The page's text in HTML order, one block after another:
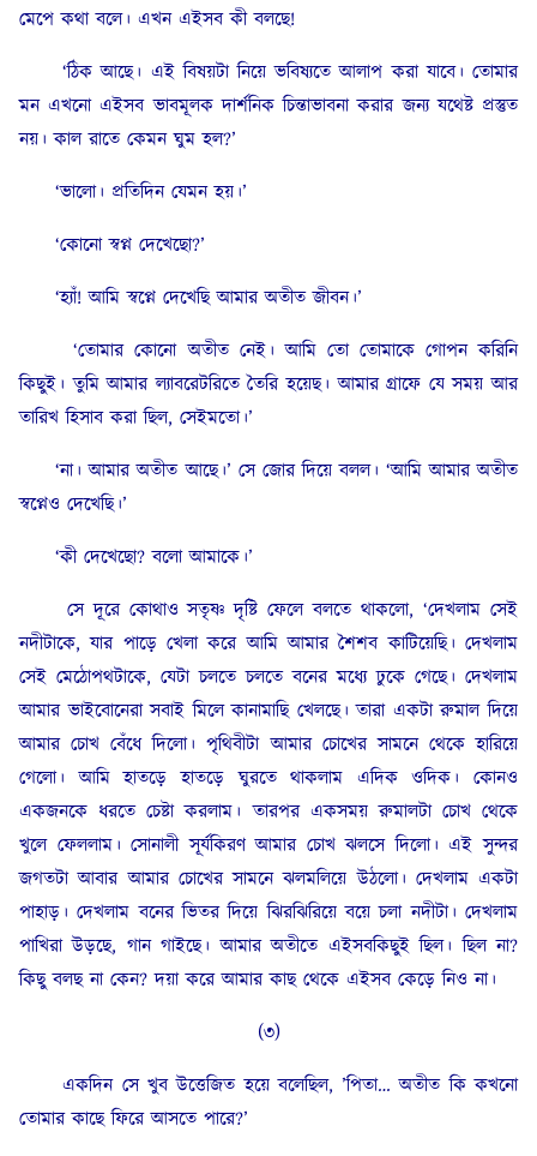
মেপে কথা বলে। এখন এইসব কী বলছে!
‘ঠিক আছে। এই বিষয়টা নিয়ে ভবিষ্যতে আলাপ করা যাবে। তোমার
মন এখনো এইসব ভাবমূলক দার্শনিক চিন্তাভাবনা করার জন্য যথেষ্ট প্রস্তুত
নয়। কাল রাতে কেমন ঘুম হল?’
‘ভালো। প্রতিদিন যেমন হয়।’
‘কোনো স্বপ্ন দেখেছো?’
‘হ্যাঁ! আমি স্বপ্নে দেখেছি আমার অতীত জীবন।’
‘তোমার কোনো অতীত নেই। আমি তো তোমাকে গোপন করিনি
কিছুই। তুমি আমার ল্যাবরেটরিতে তৈরি হয়েছ। আমার গ্রাফে যে সময় আর
তারিখ হিসাব করা ছিল, সেইমতো।’
‘না। আমার অতীত আছে।’ সে জোর দিয়ে বলল। ‘আমি আমার অতীত
স্বপ্নেও দেখেছি।’
‘কী দেখেছো? বলো আমাকে।’
সে দূরে কোথাও সতৃষ্ণ দৃষ্টি ফেলে বলতে থাকলো, ‘দেখলাম সেই
নদীটাকে, যার পাড়ে খেলা করে আমি আমার শৈশব কাটিয়েছি। দেখলাম
সেই মেঠোপথটাকে, যেটা চলতে চলতে বনের মধ্যে ঢুকে গেছে। দেখলাম
আমার ভাইবোনেরা সবাই মিলে কানামাছি খেলছে। তারা একটা রুমাল দিয়ে
আমার চোখ বেঁধে দিলো। পৃথিবীটা আমার চোখের সামনে থেকে হারিয়ে
গেলো। আমি হাতড়ে হাতড়ে ঘুরতে থাকলাম এদিক ওদিক। কোনও
একজনকে ধরতে চেষ্টা করলাম। তারপর একসময় রুমালটা চোখ থেকে
খুলে ফেললাম। সোনালী সূর্যকিরণ আমার চোখ ঝলসে দিলো। এই সুন্দর
জগতটা আবার আমার চোখের সামনে ঝলমলিয়ে উঠলো। দেখলাম একটা
পাহাড়। দেখলাম বনের ভিতর দিয়ে ঝিরঝিরিয়ে বয়ে চলা নদীটা। দেখলাম
পাখিরা উড়ছে, গান গাইছে। আমার অতীতে এইসবকিছুই ছিল। ছিল না?
কিছু বলছ না কেন? দয়া করে আমার কাছ থেকে এইসব কেড়ে নিও না।
(৩)
একদিন সে খুব উত্তেজিত হয়ে বলেছিল, ’পিতা… অতীত কি কখনো
তোমার কাছে ফিরে আসতে পারে?’